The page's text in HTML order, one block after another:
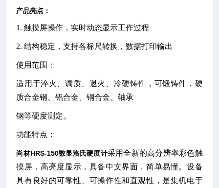
产品亮点：
1.触摸屏操作，实时动态显示工作过程
2. 结构稳定，支持各标尺转换，数据打印输出
使用范围：
适用于淬火、调质、退火、冷硬铸件，可锻铸件，硬
质合金钢、铝合金、铜合金、轴承
钢等硬度测定。
功能特点：
尚材HRS-150数显洛氏硬度计采用全新的高分辨率彩色触
摸屏，高亮度显示，具备中文界面，简单易懂。设备
具有良好的可靠性、可操作性和直观性，是集机电于